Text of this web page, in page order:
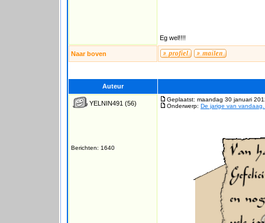
Eg wel!!!!
Naar boven
Auteur
YELNIN491 (56)
Berichten: 1640
Geplaatst: maandag 30 januari
Onderwerp: De jarige van